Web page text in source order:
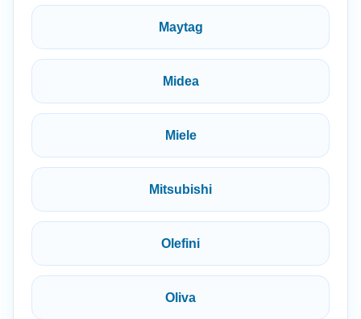
Maytag
Midea
Miele
Mitsubishi
Olefini
Oliva